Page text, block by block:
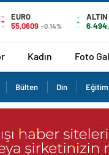
EURO
55,0609 -0.14%
ALTIN
Kadın Foto
Bülten Din Eğitim